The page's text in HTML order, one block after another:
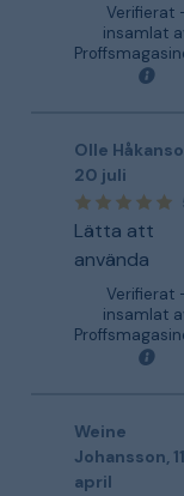
Verifierat
insamlat
Olle
20 juli
Lätta att
använda
Verifierat
insamlat
Weine
Johansson 11
april